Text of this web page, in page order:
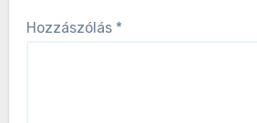
Hozzászólás *